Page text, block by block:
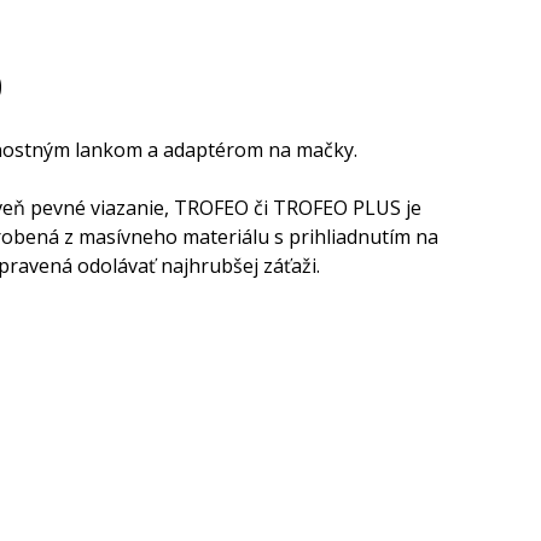
lankom a adaptérom na mačky.
pevné viazanie, TROFEO či TROFEO PLUS je
z masívneho materiálu s prihliadnutím na
odolávať najhrubšej záťaži.